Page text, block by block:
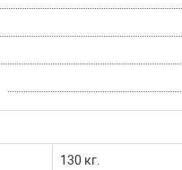
130 кг.